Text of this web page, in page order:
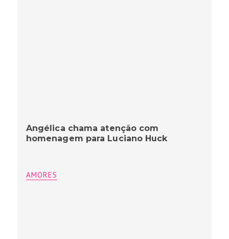
Angélica chama atenção com
homenagem para Luciano Huck
AMORES